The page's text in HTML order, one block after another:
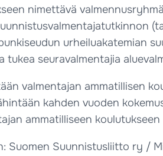
nimettävä
urheiluakatemian
tukea seuravalmentajia
valmentajan ammatillisen
kahden vuoden
ammatilliseen koulutukseen
Suomen Suunnistusliitto ry